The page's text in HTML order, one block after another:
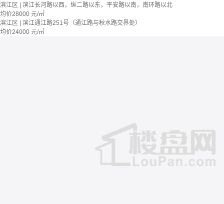
滨江区 | 滨江长河路以西，纵二路以东，平安路以南，南环路以北
均价28000 元/㎡
滨江区 | 滨江通江路251号（通江路与秋水路交界处）
均价24000 元/㎡